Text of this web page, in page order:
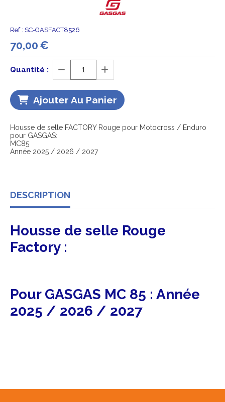
Ref : SC-GASFACT8526
70,00€
Quantité :
Ajouter Au Panier
Housse de selle FACTORY Rouge pour Motocross / Enduro
pour GASGAS:
MC85
Année 2025 / 2026 / 2027
DESCRIPTION
Housse de selle Rouge
Factory :
Pour GASGAS MC 85 : Année
2025 / 2026 / 2027